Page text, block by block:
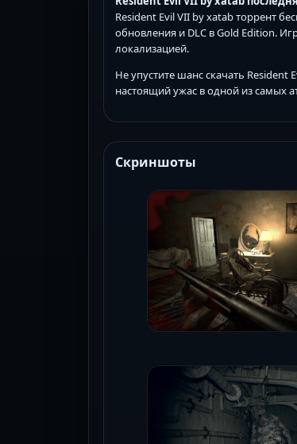
Resident Evil VII by xatab торрент
обновления и DLC в Gold Edition.
локализацией.
Не упустите шанс скачать Resident
настоящий ужас в одной из самых
Скриншоты